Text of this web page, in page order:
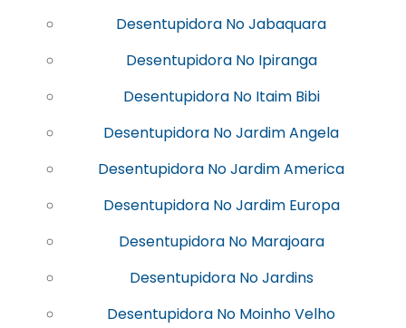
Desentupidora No Jabaquara
Desentupidora No Ipiranga
Desentupidora No Itaim Bibi
Desentupidora No Jardim Angela
Desentupidora No Jardim America
Desentupidora No Jardim Europa
Desentupidora No Marajoara
Desentupidora No Jardins
Desentupidora No Moinho Velho